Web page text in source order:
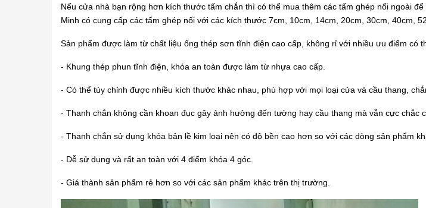
Nếu cửa nhà bạn rộng hơn kích thước tấm chắn thì có thể mua thêm các tấm ghép nối ngoài
Minh có cung cấp các tấm ghép nối với các kích thước 7cm, 10cm, 14cm, 20cm, 30cm, 40cm,
Sản phẩm được làm từ chất liệu ống thép sơn tĩnh điện cao cấp, không rỉ với nhiều ưu điểm có
- Khung thép phun tĩnh điện, khóa an toàn được làm từ nhựa cao cấp.
- Có thể tùy chỉnh được nhiều kích thước khác nhau, phù hợp với mọi loại cửa và cầu thang,
- Thanh chắn không cần khoan đục gây ảnh hưởng đến tường hay cầu thang mà vẫn cực chắc
- Thanh chắn sử dụng khóa bản lề kim loại nên có độ bền cao hơn so với các dòng sản phẩm
- Dễ sử dụng và rất an toàn với 4 điểm khóa 4 góc.
- Giá thành sản phẩm rẻ hơn so với các sản phẩm khác trên thị trường.